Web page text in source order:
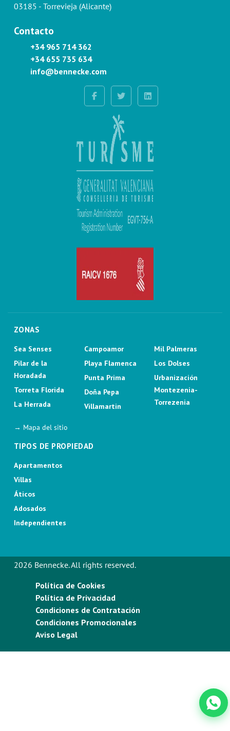
03185 - Torrevieja (Alicante)
Contacto
+34 965 714 362
+34 655 735 634
info@bennecke.com
ZONAS
Sea Senses
Pilar de la
Horadada
Torreta Florida
La Herrada
Campoamor
Playa Flamenca
Punta Prima
Doña Pepa
Villamartin
Mil Palmeras
Los Dolses
Urbanización
Montezenia-
Torrezenia
→ Mapa del sitio
TIPOS DE PROPIEDAD
Apartamentos
Villas
Áticos
Adosados
Independientes
2026 Bennecke. All rights reserved.
Política de Cookies
Política de Privacidad
Condiciones de Contratación
Condiciones Promocionales
Aviso Legal